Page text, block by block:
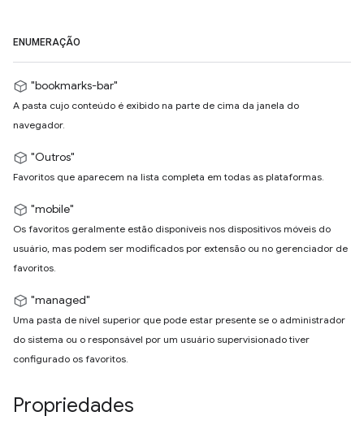
ENUMERAÇÃO
"bookmarks-bar"
A pasta cujo conteúdo é exibido na parte de cima da janela do
navegador.
"Outros"
Favoritos que aparecem na lista completa em todas as plataformas.
"mobile"
Os favoritos geralmente estão disponíveis nos dispositivos móveis do
usuário, mas podem ser modificados por extensão ou no gerenciador de
favoritos.
"managed"
Uma pasta de nível superior que pode estar presente se o administrador
do sistema ou o responsável por um usuário supervisionado tiver
configurado os favoritos.
Propriedades